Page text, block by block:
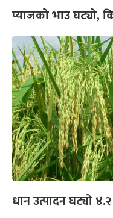
प्याजको भाउ घट्यो,
धान उत्पादन घट्यो